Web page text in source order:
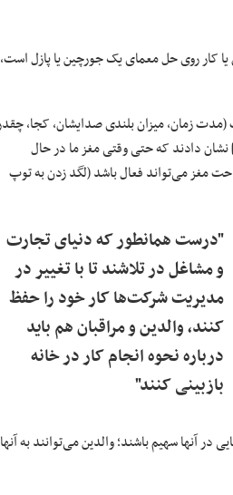
کار روی حل معمای یک جورچین یا پازل است،
زمان، میزان بلندی صدایشان، کجا،
نشان دادند که حتی وقتی مغز ما در حال
استراحت مغز می‌تواند فعال باشد (لگد زدن به توپ
"درست همانطور که دنیای تجارت
و مشاغل در تلاشند تا با تغییر در
مدیریت شرکت‌ها کار خود را حفظ
کنند، والدین و مراقبان هم باید
درباره نحوه انجام کار در خانه
بازبینی کنند"
آنها سهیم باشند؛ والدین می‌توانند به آنها